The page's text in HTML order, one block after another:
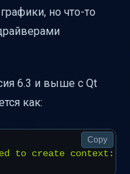
но что-то
6.3 и выше с Qt
как:
Copy